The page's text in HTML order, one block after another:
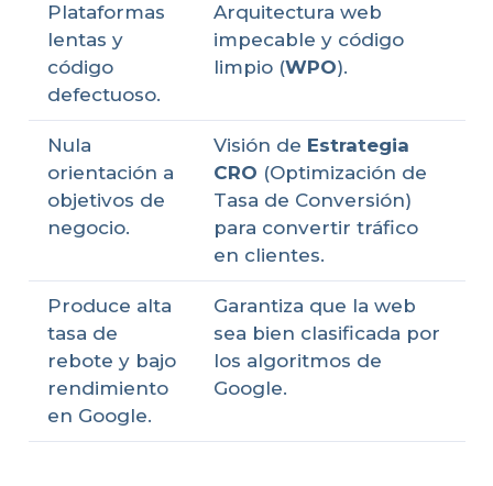
Plataformas
lentas y
código
defectuoso.
Arquitectura web
impecable y código
limpio (WPO).
Nula
orientación a
objetivos de
negocio.
Visión de Estrategia
CRO (Optimización de
Tasa de Conversión)
para convertir tráfico
en clientes.
Produce alta
tasa de
rebote y bajo
rendimiento
en Google.
Garantiza que la web
sea bien clasificada por
los algoritmos de
Google.